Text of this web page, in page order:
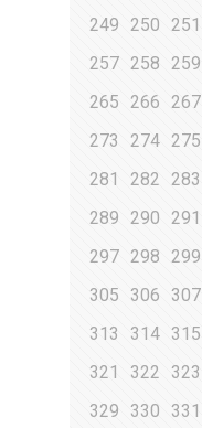
249 250 251
257 258 259
265 266 267
273
274 275
281
282 283
289 290 291
297 298 299
305
306 307
313
314 315
321
322 323
329
330 331